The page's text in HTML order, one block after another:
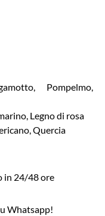
Pompelmo,
Legno di rosa
Quercia
in 24/48 ore
Whatsapp!